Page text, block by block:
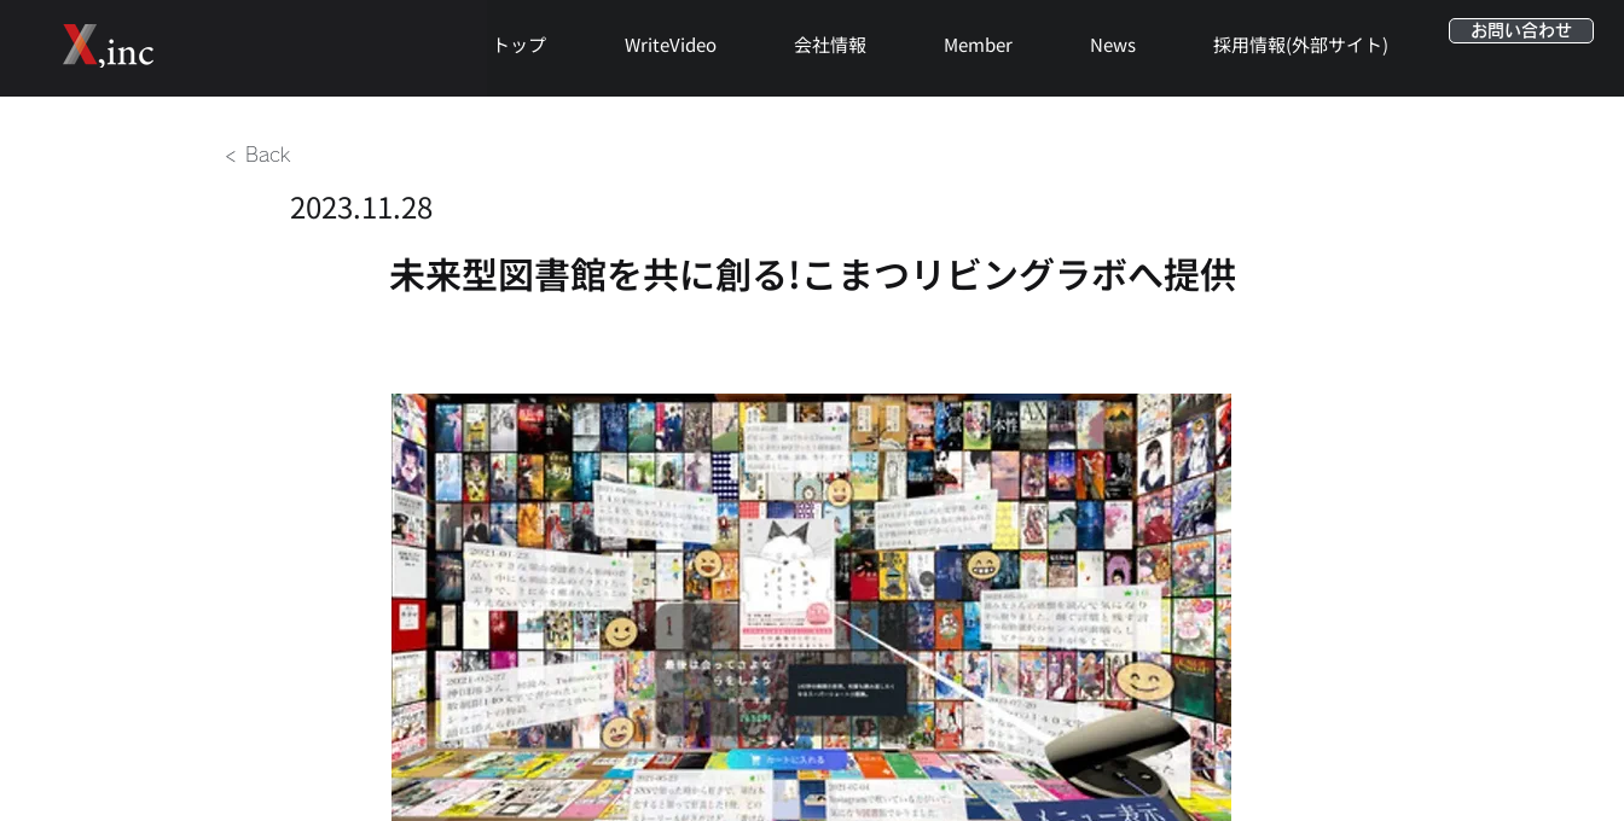
トップ WriteVideo 会社情報 Member News 採用情報(外部サイト)
お問い合わせ
2023.11.28
未来型図書館を共に創る!こまつリビングラボへ提供
< Back